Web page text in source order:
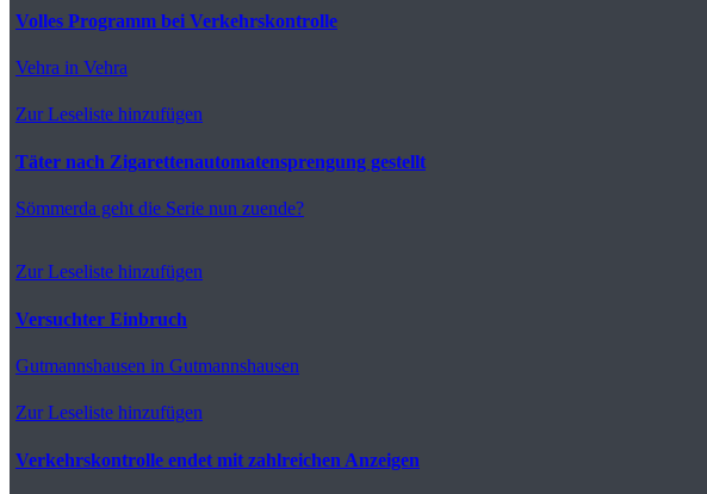
Volles Programm bei Verkehrskontrolle
Vehra in Vehra
Zur Leseliste hinzufügen
Täter nach Zigarettenautomatensprengung gestellt
Sömmerda geht die Serie nun zuende?
Zur Leseliste hinzufügen
Versuchter Einbruch
Gutmannshausen in Gutmannshausen
Zur Leseliste hinzufügen
Verkehrskontrolle endet mit zahlreichen Anzeigen